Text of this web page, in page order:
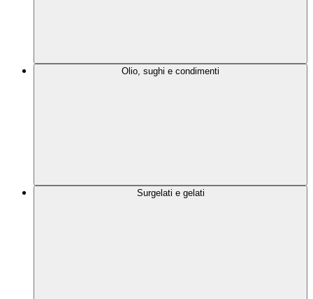
Olio, sughi e condimenti
Surgelati e gelati